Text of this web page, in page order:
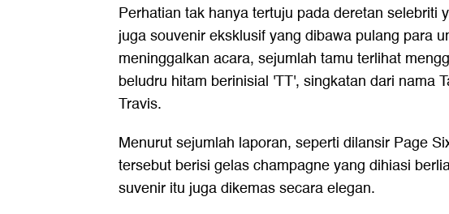
Perhatian tak hanya tertuju pada deretan selebriti
juga souvenir eksklusif yang dibawa pulang para
meninggalkan acara, sejumlah tamu terlihat
beludru hitam berinisial 'TT', singkatan dari nama
Travis.
Menurut sejumlah laporan, seperti dilansir Page
tersebut berisi gelas champagne yang dihiasi
suvenir itu juga dikemas secara elegan.